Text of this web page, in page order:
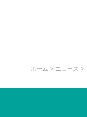
ホーム > ニュース >